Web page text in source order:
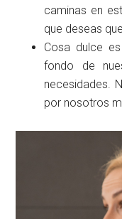
caminas en
que deseas
Cosa dulce
fondo de
necesidades.
por nosotros